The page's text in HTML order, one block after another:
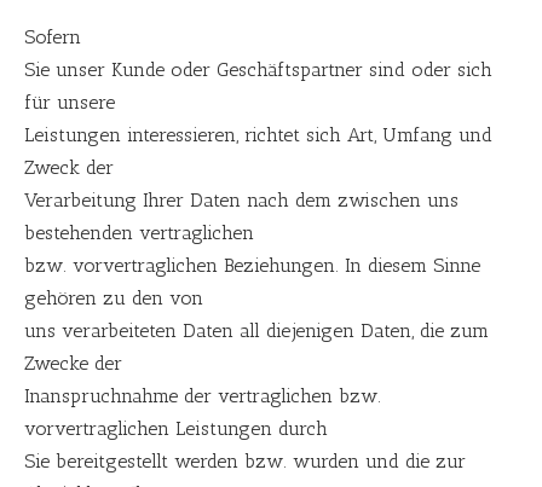
Sofern
Sie unser Kunde oder Geschäftspartner sind oder sich
für unsere
Leistungen interessieren, richtet sich Art, Umfang und
Zweck der
Verarbeitung Ihrer Daten nach dem zwischen uns
bestehenden vertraglichen
bzw. vorvertraglichen Beziehungen. In diesem Sinne
gehören zu den von
uns verarbeiteten Daten all diejenigen Daten, die zum
Zwecke der
Inanspruchnahme der vertraglichen bzw.
vorvertraglichen Leistungen durch
Sie bereitgestellt werden bzw. wurden und die zur